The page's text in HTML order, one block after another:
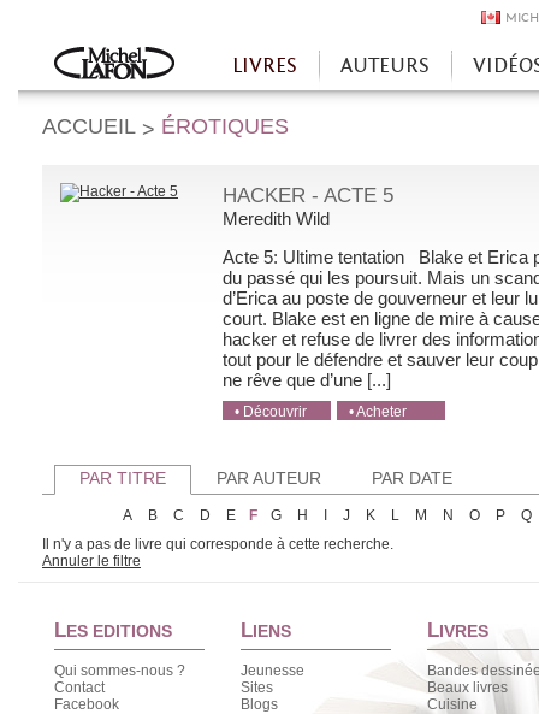
Accueil
LIVRES AUTEURS
ACCUEIL > ÉROTIQUES
HACKER - ACTE 5
Meredith Wild
Acte 5: Ultime tentation Blake et Erica
du passé qui les poursuit. Mais un
d’Erica au poste de gouverneur et leur
court. Blake est en ligne de mire à
hacker et refuse de livrer des
tout pour le défendre et sauver leur
ne rêve que d’une [...]
• Découvrir
• Acheter
PAR TITRE PAR AUTEUR PAR DATE
A B C D E F G H J K L M N O P
Q
Il n'y a pas de livre qui corresponde à cette recherche.
Annuler le filtre
LES EDITIONS
Qui sommes-nous ?
Contact
Facebook
LIENS
Jeunesse
Sites
Blogs
LIVRES
Bandes
Beaux livres
Cuisine